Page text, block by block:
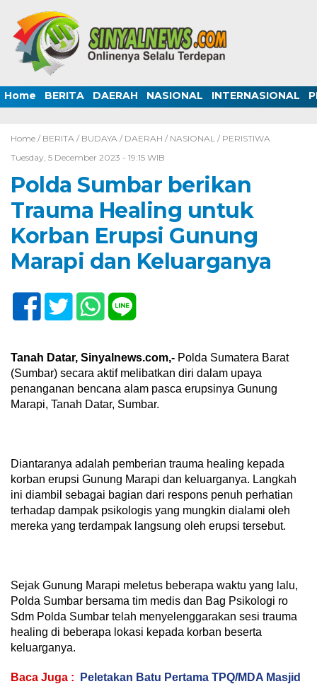
Home BERITA DAERAH NASIONAL INTERNASIONAL
Home / BERITA / BUDAYA / DAERAH / NASIONAL / PERISTIWA
Tuesday, 5 December 2023 - 19:15 WIB
Polda Sumbar berikan
Trauma Healing untuk
Korban Erupsi Gunung
Marapi dan Keluarganya
Tanah Datar, Sinyalnews.com,- Polda Sumatera Barat
(Sumbar) secara aktif melibatkan diri dalam upaya
penanganan bencana alam pasca erupsinya Gunung
Marapi, Tanah Datar, Sumbar.
Diantaranya adalah pemberian trauma healing kepada
korban erupsi Gunung Marapi dan keluarganya. Langkah
ini diambil sebagai bagian dari respons penuh perhatian
terhadap dampak psikologis yang mungkin dialami oleh
mereka yang terdampak langsung oleh erupsi tersebut.
Sejak Gunung Marapi meletus beberapa waktu yang lalu,
Polda Sumbar bersama tim medis dan Bag Psikologi ro
Sdm Polda Sumbar telah menyelenggarakan sesi trauma
healing di beberapa lokasi kepada korban beserta
keluarganya.
Baca Juga :
Peletakan Batu Pertama TPQ/MDA Masjid